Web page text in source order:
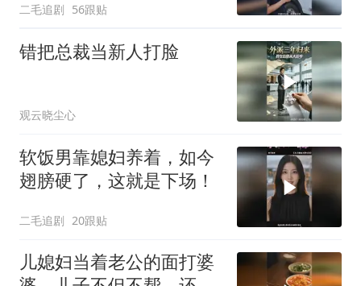
二毛追剧 56跟贴
错把总裁当新人打脸
观云晓尘心
软饭男靠媳妇养着，如今
翅膀硬了，这就是下场！
二毛追剧 20跟贴
儿媳妇当着老公的面打婆